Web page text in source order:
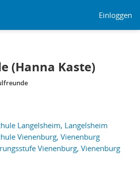
Einloggen
(Hanna Kaste)
Langelsheim, Langelsheim
Vienenburg, Vienenburg
Vienenburg, Vienenburg